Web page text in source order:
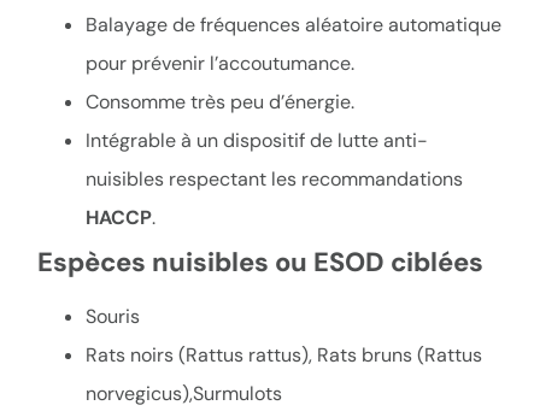
Balayage de fréquences aléatoire automatique
pour prévenir l’accoutumance.
Consomme très peu d’énergie.
Intégrable à un dispositif de lutte anti-
nuisibles respectant les recommandations
HACCP.
Espèces nuisibles ou ESOD ciblées
Souris
Rats noirs (Rattus rattus), Rats bruns (Rattus
norvegicus),Surmulots